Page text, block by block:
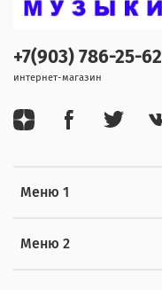
Меню 1
Меню 2
+7(903) 786-25-62
интернет-магазин